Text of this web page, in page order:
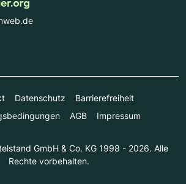
Datenschutz
Barrierefreiheit
AGB Impressum
GmbH & Co. KG 1998 - 2026. Alle
Rechte vorbehalten.